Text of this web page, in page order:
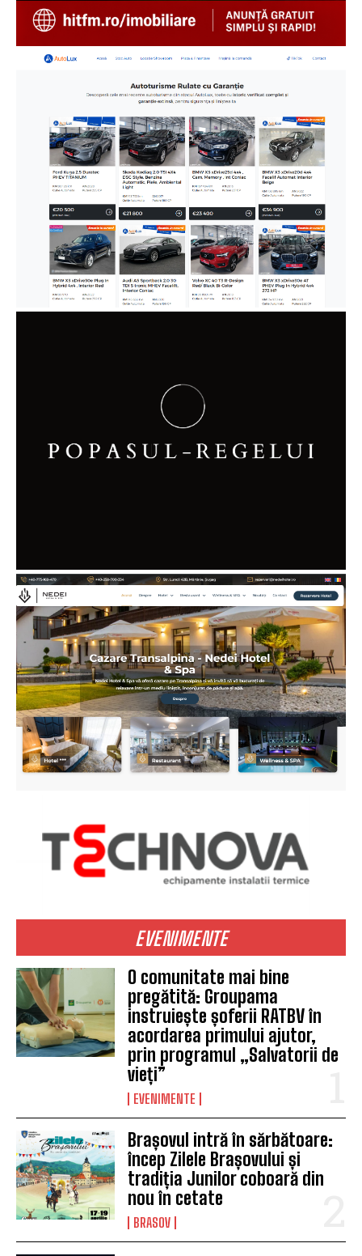
EVENIMENTE
O comunitate mai bine
pregătită: Groupama
instruiește șoferii RATBV în
acordarea primului ajutor,
prin programul „Salvatorii de
vieți”
EVENIMENTE
Brașovul intră în sărbătoare:
încep Zilele Brașovului și
tradiția Junilor coboară din
nou în cetate
BRASOV